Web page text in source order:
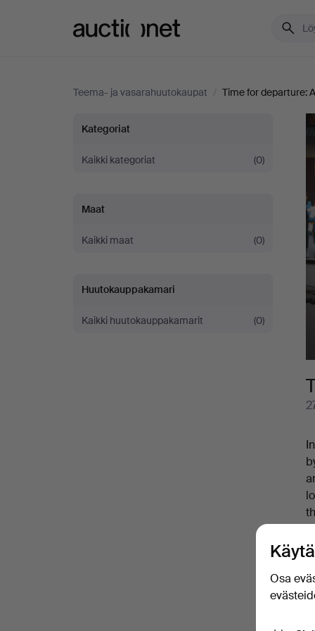
Teema- ja vasarahuutokaupat / Time for departure:
Time
for
A
collection
of
Kategoriat
Kaikki kategoriat (0)
Maat
Kaikki maat (0)
Huutokauppakamari
Kaikki huutokauppakamarit (0)
Osa